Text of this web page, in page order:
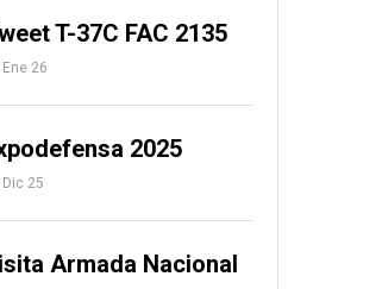
T-37C FAC 2135
26
2025
Dic 25
Armada Nacional